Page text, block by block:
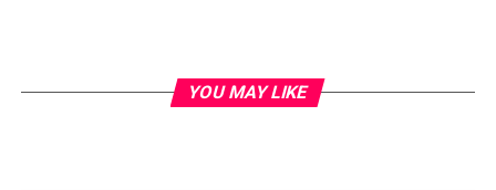
YOU MAY LIKE